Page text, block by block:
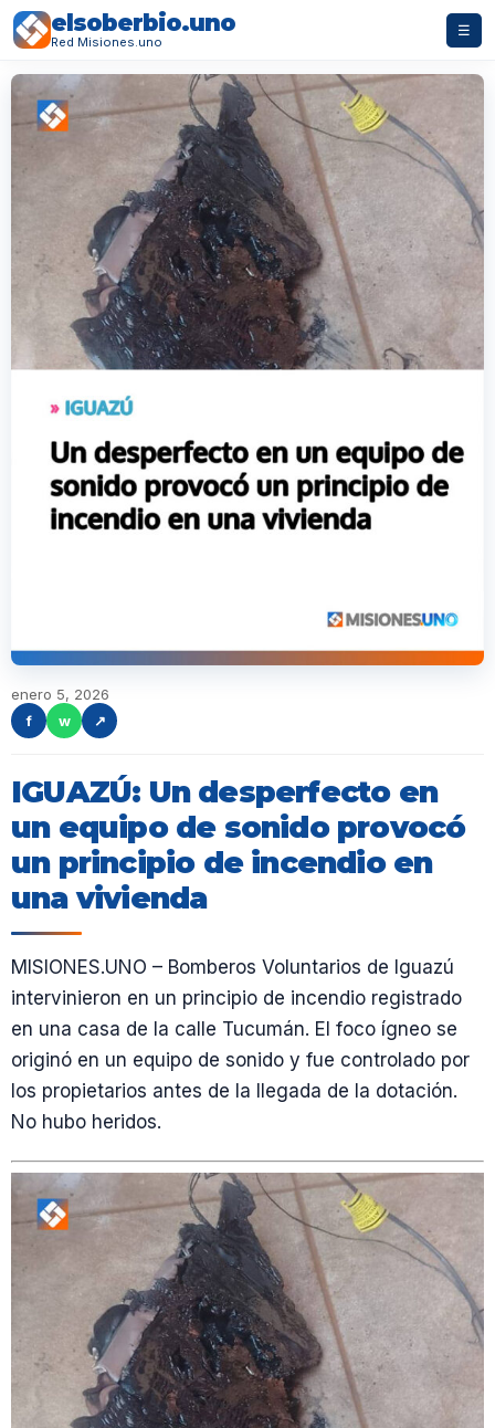
elsoberbio.uno
Red Misiones.uno
☰
enero 5, 2026
f
w ↗
IGUAZÚ: Un desperfecto en
un equipo de sonido provocó
un principio de incendio en
una vivienda
MISIONES.UNO – Bomberos Voluntarios de Iguazú
intervinieron en un principio de incendio registrado
en una casa de la calle Tucumán. El foco ígneo se
originó en un equipo de sonido y fue controlado por
los propietarios antes de la llegada de la dotación.
No hubo heridos.